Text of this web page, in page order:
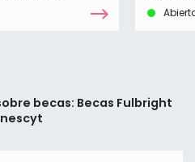
becas: Becas Fulbright